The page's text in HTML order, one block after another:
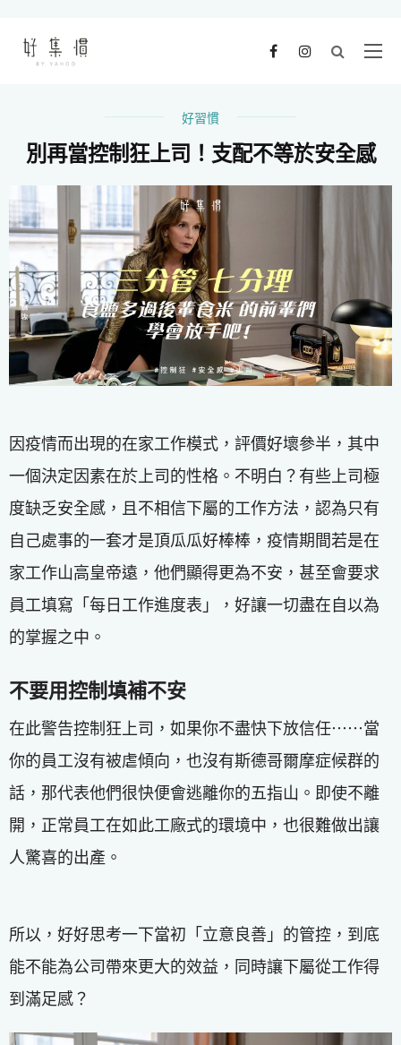
好習慣
別再當控制狂上司！支配不等於安全感
因疫情而出現的在家工作模式，評價好壞參半，其中
一個決定因素在於上司的性格。不明白？有些上司極
度缺乏安全感，且不相信下屬的工作方法，認為只有
自己處事的一套才是頂瓜瓜好棒棒，疫情期間若是在
家工作山高皇帝遠，他們顯得更為不安，甚至會要求
員工填寫「每日工作進度表」，好讓一切盡在自以為
的掌握之中。
不要用控制填補不安
在此警告控制狂上司，如果你不盡快下放信任⋯⋯當
你的員工沒有被虐傾向，也沒有斯德哥爾摩症候群的
話，那代表他們很快便會逃離你的五指山。即使不離
開，正常員工在如此工廠式的環境中，也很難做出讓
人驚喜的出產。
所以，好好思考一下當初「立意良善」的管控，到底
能不能為公司帶來更大的效益，同時讓下屬從工作得
到滿足感？